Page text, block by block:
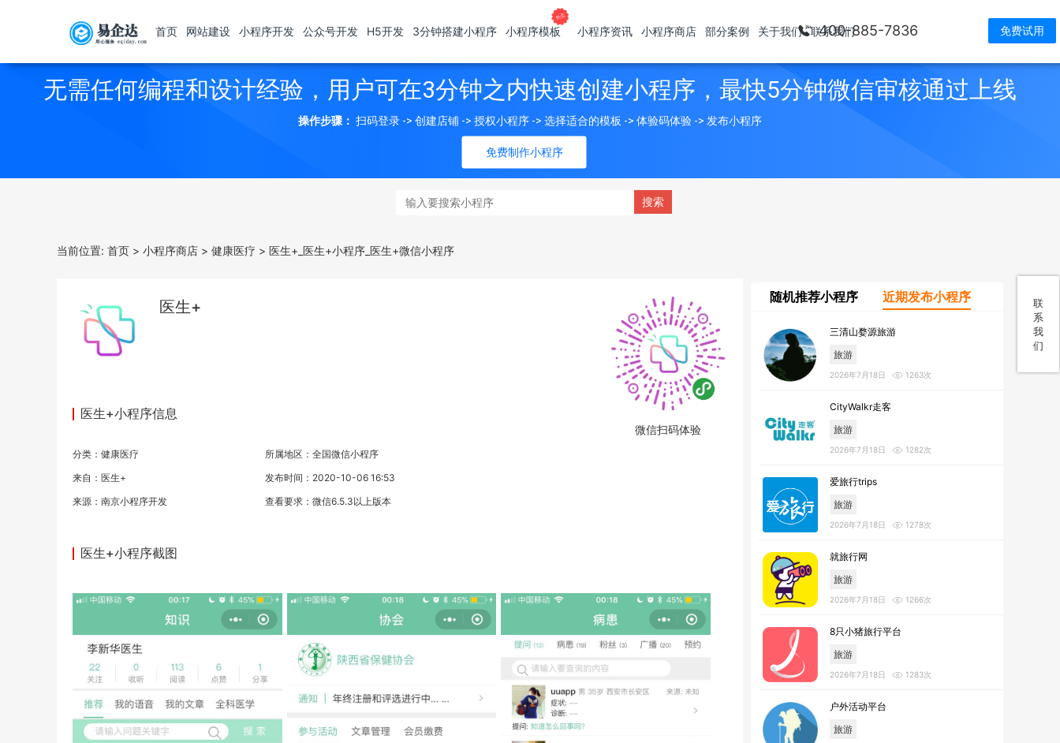
400-885-7836 免费试用
首页 网站建设 小程序开发 公众号开发 H5开发 3分钟搭建小程序 小程序模板 小程序资讯 小程序商店 部分案例 关于我们 联系我们
联
系
我
们
无需任何编程和设计经验，用户可在3分钟之内快速创建小程序，最快5分钟微信审核通过上线
免费制作小程序
操作步骤： 扫码登录 -> 创建店铺 -> 授权小程序 -> 选择适合的模板 -> 体验码体验 -> 发布小程序
当前位置: 首页 > 小程序商店 > 健康医疗 > 医生+_医生+小程序_医生+微信小程序
医生+
医生+小程序信息
分类： 健康医疗
所属地区：全国微信小程序
来自：医生+
发布时间：2020-10-06 16:53
来源： 南京小程序开发 查看要求：微信6.5.3以上版本
微信扫码体验
医生+小程序截图
随机推荐小程序 近期发布小程序
三清山婺源旅游
旅游
2026年7月18日 1263次
CityWalkr走客
旅游
2026年7月18日 1282次
爱旅行trips
旅游
2026年7月18日 1278次
就旅行网
旅游
2026年7月18日 1266次
8只小猪旅行平台
旅游
2026年7月18日 1283次
户外活动平台
旅游